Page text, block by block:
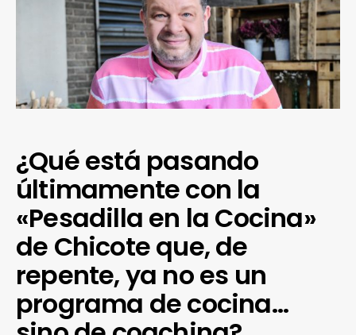
¿Qué está pasando
últimamente con la
«Pesadilla en la Cocina»
de Chicote que, de
repente, ya no es un
programa de cocina…